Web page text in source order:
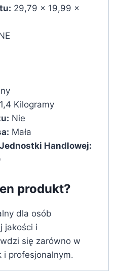
‎29,79 x 19,99 x
1,4 Kilogramy
Nie
Mała
Handlowej:
produkt?
dla osób
jakości i
się zarówno w
i profesjonalnym.